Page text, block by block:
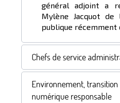
général adjoint a
Mylène Jacquot de
publique récemment
Chefs de service
Environnement,
numérique responsable